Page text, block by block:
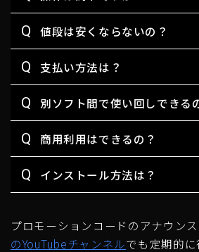
Q 値段は安くならないの？
Q 支払い方法は？
Q 別ソフト間で使い回しできる
Q 商用利用はできるの？
Q インストール方法は？
プロモーションコードのアナウンス
のYouTubeチャンネルでも定期的